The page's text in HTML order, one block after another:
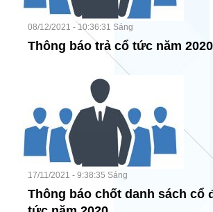
08/12/2021 - 10:36:31 Sáng
Thông báo trả cổ tức năm 2020
17/11/2021 - 9:38:35 Sáng
Thông báo chốt danh sách cổ